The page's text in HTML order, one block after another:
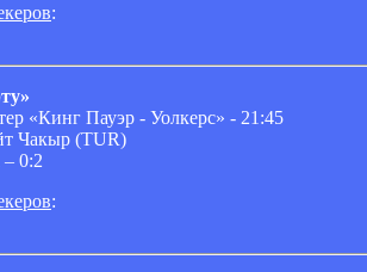
:
«Кинг Пауэр - Уолкерс» - 21:45
Чакыр (TUR)
0:2
: